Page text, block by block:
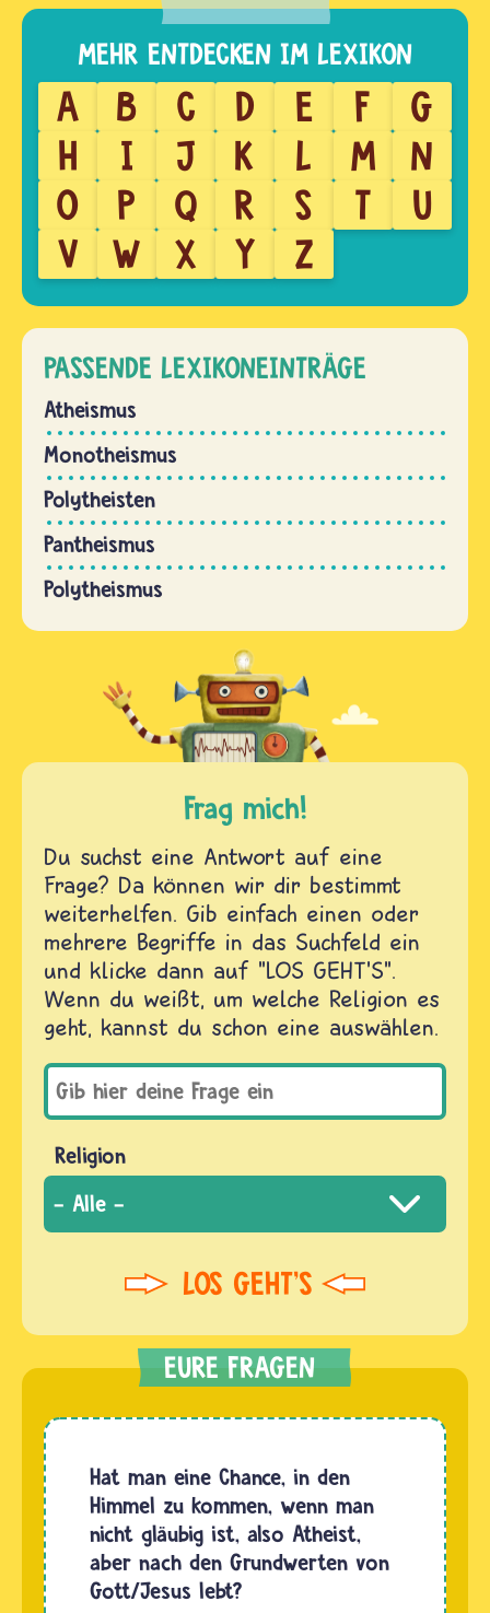
A B C D E F
G
H
I J K L M
N
O
P Q R S T
U
V
W X Y Z
PASSENDE LEXIKONEINTRÄGE
Atheismus
Monotheismus
Polytheisten
Pantheismus
Polytheismus
Frag mich!
Du suchst eine Antwort auf eine
Frage? Da können wir dir bestimmt
weiterhelfen. Gib einfach einen oder
mehrere Begriffe in das Suchfeld ein
und klicke dann auf "LOS GEHT'S".
Wenn du weißt, um welche Religion es
geht, kannst du schon eine auswählen.
Religion
Hat man eine Chance, in den
Himmel zu kommen, wenn man
nicht gläubig ist, also Atheist,
aber nach den Grundwerten von
Gott/Jesus lebt?